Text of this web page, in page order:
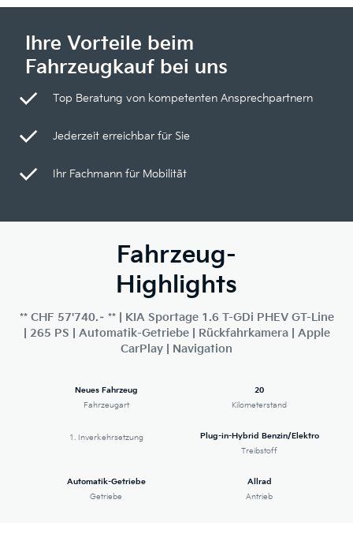
Ihre Vorteile beim
Fahrzeugkauf bei uns
Top Beratung von kompetenten Ansprechpartnern
Jederzeit erreichbar für Sie
Ihr Fachmann für Mobilität
Fahrzeug-
Highlights
** CHF 57'740.– ** | KIA Sportage 1.6 T-GDi PHEV GT-Line
| 265 PS | Automatik-Getriebe | Rückfahrkamera | Apple
CarPlay | Navigation
Neues Fahrzeug
Fahrzeugart
20
Kilometerstand
1. Inverkehrsetzung
Plug-in-Hybrid Benzin/Elektro
Treibstoff
Automatik-Getriebe
Getriebe
Allrad
Antrieb